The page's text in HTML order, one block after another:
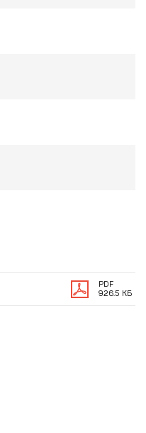
PDF
926.5 КБ